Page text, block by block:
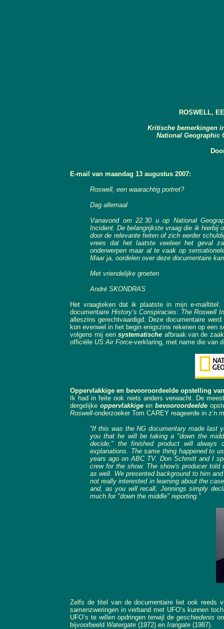
ROSWELL,
Kritische bemerkingen
National Geographic
E-mail van maandag 13 augustus 2007:
Roswell, een waarachtig portret?
Dag allemaal
Vanavond om 22.30 u op National
Incident. De belangrijkste vraag die ik hierbij
door de relevante feiten of zich eerder
vrees dat het laatste veeleer het geval
onderwerpen maar al te vaak op
Maar ja, oordelen over deze documentaire
Met vriendelijke groeten
André SKONDRAS
Het vraagteken dat ik plaatste in mijn e-mailtitel:
documentaire History’s Conspiracies: The Roswell
alleszins gerechtvaardigd. Deze documentaire
kon evenwel in het begin enigszins rekenen op een
volgens mij eensystematische afbraak van de
officiële US Air Force-verklaring, met name die van
Oppervlakkige en bevooroordeelde opstelling
Ik had in feite ook niets anders verwacht. De
dergelijke oppervlakkigeenbevooroordeelde
Roswell-onderzoeker Tom CAREY reageerde in z’n
“If this was the NG documentary made last
you that he will be taking a "down the
decide," the finished product will
explanations. The same thing happened to
years ago on ABC TV. Don Schmitt and I
crew for the show. The show's producer
as well. We presented background to him
not really interested in learning about the
and, as you will recall, Jennings simply
much for "down the middle" reporting.”
Zelfs de titel van de documentaire liet ook reeds
samenzweringen in verband met UFO’s kunnen
UFO’s te willen opdringen terwijl degeschiedenis
bijvoorbeeld Watergate (1972) en Irangate (1987).